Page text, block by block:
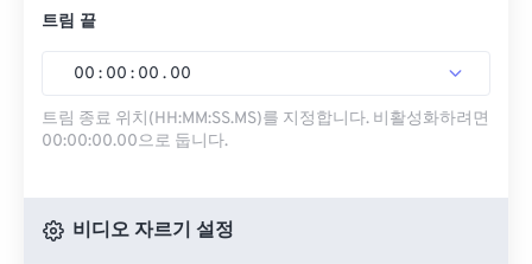
트림 끝
00 : 00 : 00 . 00
트림 종료 위치(HH:MM:SS.MS)를 지정합니다. 비활성화하려면
00:00:00.00으로 둡니다.
비디오 자르기 설정